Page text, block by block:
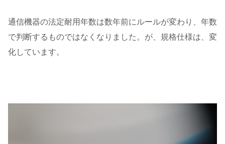
通信機器の法定耐用年数は数年前にルールが変わり、年数
で判断するものではなくなりました。が、規格仕様は、変
化しています。